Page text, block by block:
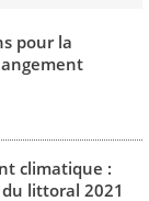
pour la
climatique :
littoral 2021